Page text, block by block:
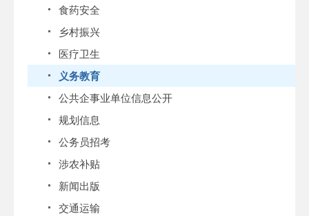
食药安全
乡村振兴
医疗卫生
义务教育
公共企事业单位信息公开
规划信息
公务员招考
涉农补贴
新闻出版
交通运输